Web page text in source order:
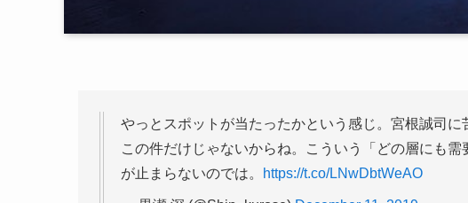
やっとスポットが当たったかという感じ。宮根誠司に
この件だけじゃないからね。こういう「どの層にも
が止まらないのでは。
https://t.co/LNwDbtWeAO